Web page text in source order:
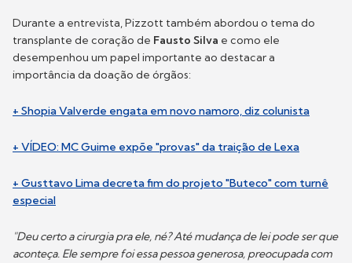
Durante a entrevista, Pizzott também abordou o tema do
transplante de coração de Fausto Silva e como ele
desempenhou um papel importante ao destacar a
importância da doação de órgãos:
+ Shopia Valverde engata em novo namoro, diz colunista
+ VÍDEO: MC Guime expõe "provas" da traição de Lexa
+ Gusttavo Lima decreta fim do projeto "Buteco" com turnê
especial
"Deu certo a cirurgia pra ele, né? Até mudança de lei pode ser que
aconteça. Ele sempre foi essa pessoa generosa, preocupada com